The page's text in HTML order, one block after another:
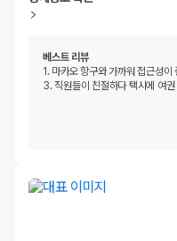
베스트 리뷰
1. 마카오 항구와 가까워 접근성
3. 직원들이 친절하다 택시에 여